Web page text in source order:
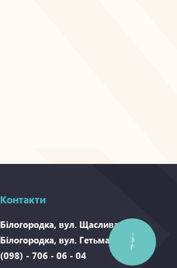
Контакти
Білогородка, вул. Щаслива
Білогородка, вул. Гетьманьска
(098) - 706 - 06 - 04
КНОПКА
ЗВ'ЯЗКУ